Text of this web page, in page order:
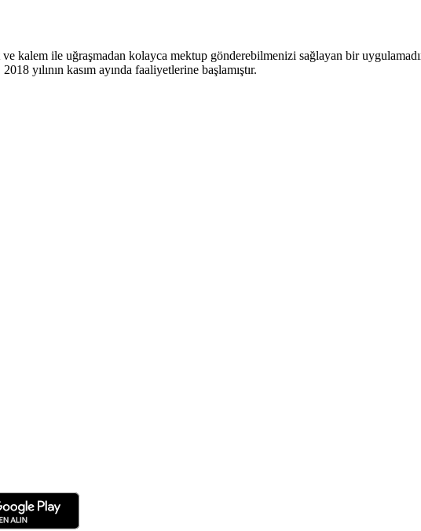
kalem ile uğraşmadan kolayca mektup gönderebilmenizi sağlayan bir
yılının kasım ayında faaliyetlerine başlamıştır.